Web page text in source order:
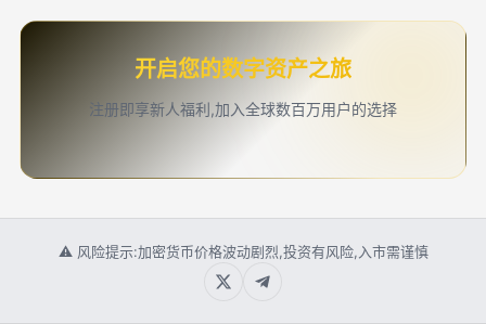
开启您的数字资产之旅
注册即享新人福利,加入全球数百万用户的选择
⚠ 风险提示:加密货币价格波动剧烈,投资有风险,入市需谨慎